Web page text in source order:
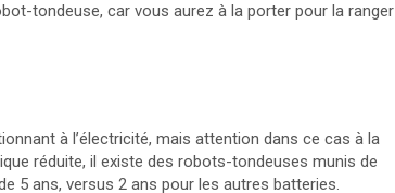
tondeuse, car vous aurez à la porter pour la ranger
à l’électricité, mais attention dans ce cas à la
réduite, il existe des robots-tondeuses munis de
5 ans, versus 2 ans pour les autres batteries.